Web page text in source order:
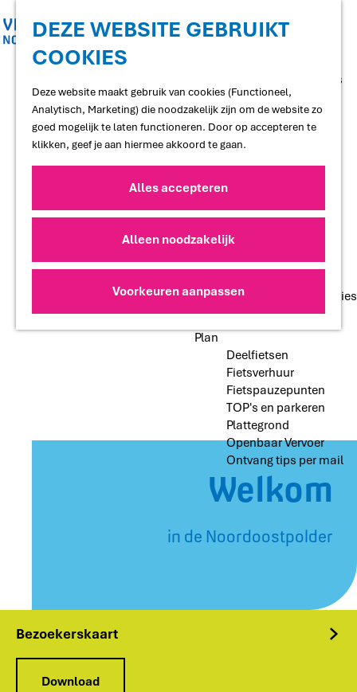
DEZE WEBSITE GEBRUIKT
COOKIES
Deze website maakt gebruik van cookies (Functioneel,
Analytisch, Marketing) die noodzakelijk zijn om de website zo
goed mogelijk te laten functioneren. Door op accepteren te
klikken, geef je aan hiermee akkoord te gaan.
Alles accepteren
Alleen noodzakelijk
Voorkeuren aanpassen
Uitgaan
Restaurants en cafés
Terrassen
Streekproducten
Voedselbossen
Lokale makers
Slapen
Hotels
Bed and Breakfasts
Campings
Groepsaccommodaties
Plan
Deelfietsen
Fietsverhuur
Fietspauzepunten
TOP's en parkeren
Plattegrond
Openbaar Vervoer
Ontvang tips per mail
Welkom
in de Noordoostpolder
Bezoekerskaart
Download